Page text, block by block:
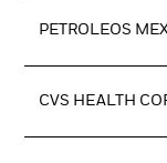
PETROLEOS
CVS HEALTH